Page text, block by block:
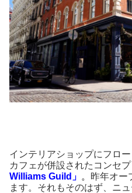
インテリアショップにフロ
カフェが併設されたコンセ
Williams Guild」 。 昨年オー
ます。それもそのはず、ニ